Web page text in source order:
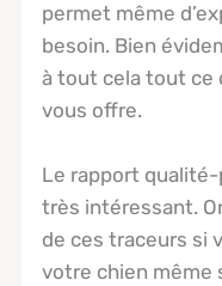
permet même
besoin. Bien
à tout cela tout ce
vous offre.
Le rapport qualité-
très intéressant.
de ces traceurs si
votre chien même